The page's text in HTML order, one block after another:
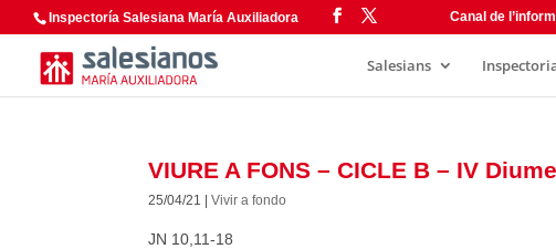
Inspectoría Salesiana María Auxiliadora Canal de
Salesians
VIURE A FONS – CICLE B – IV
25/04/21 |Vivir a fondo
JN 10,11-18